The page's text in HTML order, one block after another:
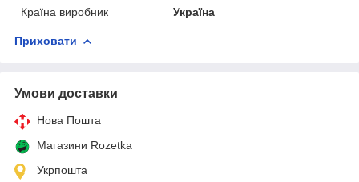
Країна виробник
Україна
Приховати
Умови доставки
Нова Пошта
Магазини Rozetka
Укрпошта